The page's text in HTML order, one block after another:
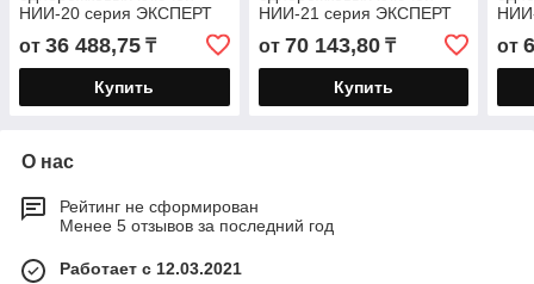
НИИ-20 серия ЭКСПЕРТ
напряжением до 1000 В
от 36 488,75 ₸
Купить
НИИ-21 серия ЭКСПЕРТ
напряжением до 1000 В
от 70 143,80₸
Купить
от
О нас
Рейтинг не сформирован
Менее 5 отзывов за последний год
Работает с 12.03.2021